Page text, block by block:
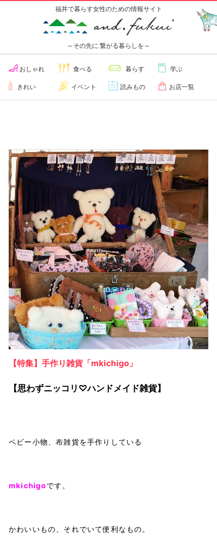
福井で暮らす女性のための情報サイト
～その先に.繋がる暮らしを～
おしゃれ 食べる 暮らす 学ぶ
きれい イベント 読みもの お店一覧
【特集】手作り雑貨「mkichigo」
【思わずニッコリ♡ハンドメイド雑貨】
ベビー小物、布雑貨を手作りしている
mkichigoです。
かわいいもの、それでいて便利なもの。